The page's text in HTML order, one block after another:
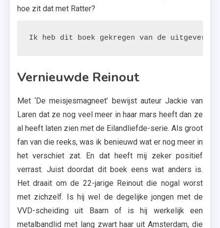
hoe zit dat met Ratter?
Ik heb dit boek gekregen van de
Vernieuwde Reinout
Met ‘De meisjesmagneet’ bewijst auteur Jackie van
Laren dat ze nog veel meer in haar mars heeft dan ze
al heeft laten zien met de Eilandliefde-serie. Als groot
fan van die reeks, was ik benieuwd wat er nog meer in
het verschiet zat. En dat heeft mij zeker positief
verrast. Juist doordat dit boek eens wat anders is.
Het draait om de 22-jarige Reinout die nogal worst
met zichzelf. Is hij wel de degelijke jongen met de
VVD-scheiding uit Baarn of is hij werkelijk een
metalbandlid met lang zwart haar uit Amsterdam, die